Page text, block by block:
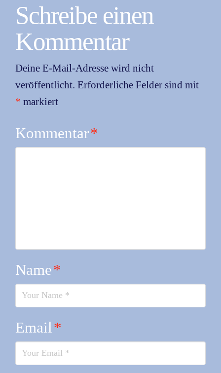
Schreibe einen
Kommentar
Deine E-Mail-Adresse wird nicht
veröffentlicht. Erforderliche Felder sind mit
* markiert
Kommentar*
Name*
Email*